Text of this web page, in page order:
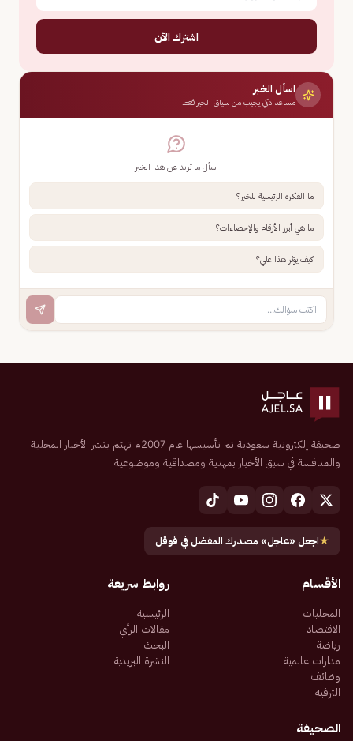
اشترك الآن
اسأل الخبر
مساعد ذكي يجيب من سياق الخبر فقط
اسأل ما تريد عن هذا الخبر
ما الفكرة الرئيسية للخبر؟
ما هي أبرز الأرقام والإحصاءات؟
كيف يؤثر هذا علي؟
صحيفة إلكترونية سعودية تم تأسيسها عام 2007م تهتم بنشر الأخبار المحلية
والمنافسة في سبق الأخبار بمهنية ومصداقية وموضوعية
★اجعل «عاجل» مصدرك المفضل في قوقل
الأقسام
المحليات
الاقتصاد
رياضة
مدارات عالمية
وظائف
الترفيه
روابط سريعة
الرئيسية
مقالات الرأي
البحث
النشرة البريدية
الصحيفة